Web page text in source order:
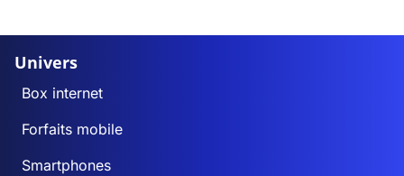
Univers
Box internet
Forfaits mobile
Smartphones